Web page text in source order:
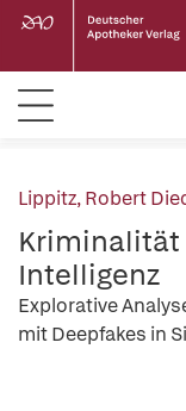
Lippitz, Robert
Intelligenz
Explorative
mit Deepfakes in